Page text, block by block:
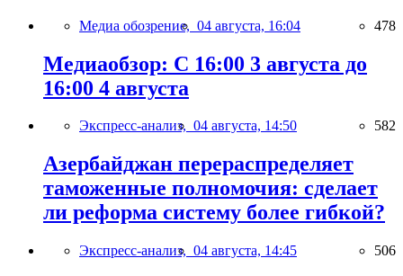
Медиа обозрение, 04 августа, 16:04 478
Медиаобзор: С 16:00 3 августа до
16:00 4 августа
Экспресс-анализ, 04 августа, 14:50 582
Азербайджан перераспределяет
таможенные полномочия: сделает
ли реформа систему более гибкой?
Экспресс-анализ, 04 августа, 14:45 506